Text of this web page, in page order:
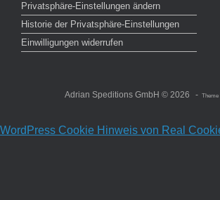
Privatsphäre-Einstellungen ändern
Historie der Privatsphäre-Einstellungen
Einwilligungen widerrufen
Adrian Speditions GmbH © 2026 Theme
WordPress Cookie Hinweis von Real